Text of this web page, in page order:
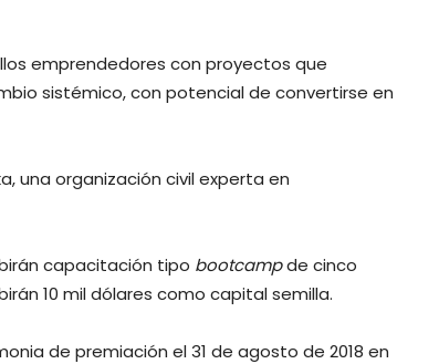
emprendedores con proyectos que
sistémico, con potencial de convertirse en
una organización civil experta en
capacitación tipo bootcampde cinco
10 mil dólares como capital semilla.
de premiación el 31 de agosto de 2018 en